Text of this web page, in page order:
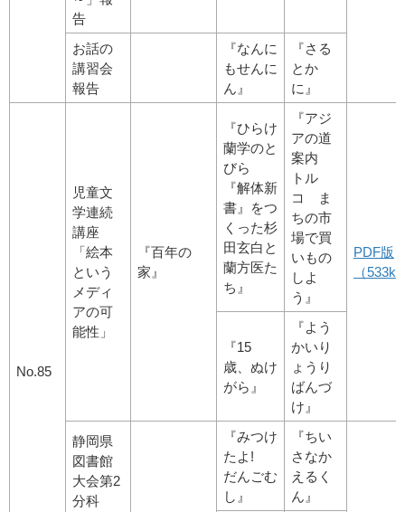
告
お話の
講習会
報告
『なんに
もせんに
ん』
『さる
とか
に』
No.85
児童文
学連続
講座
「絵本
という
メディ
アの可
能性」
『百年の
家』
『ひらけ
蘭学のと
びら
『解体新
書』をつ
くった杉
田玄白と
蘭方医た
ち』
『アジ
アの道
案内
トル
コ ま
ちの市
場で買
いもの
しよ
う』
PDF版
（
『15
歳、ぬけ
がら』
『よう
かいり
ょうり
ばんづ
け』
静岡県
図書館
大会第2
分科
『みつけ
たよ!
だんごむ
し』
『ちい
さなか
えるく
ん』